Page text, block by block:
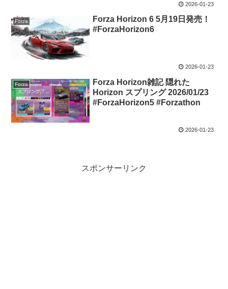
2026-01-23
Forza
Forza Horizon 6 5月19日発売！
#ForzaHorizon6
2026-01-23
Forza
Forza Horizon雑記 隠れた
Horizon スプリング 2026/01/23
#ForzaHorizon5 #Forzathon
2026-01-23
スポンサーリンク